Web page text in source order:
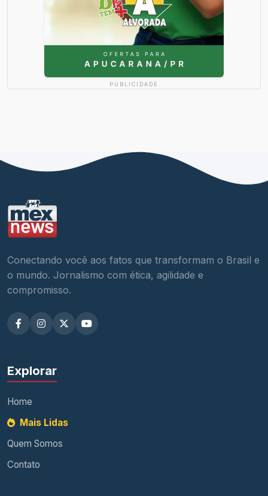
PUBLICIDADE
Conectando você aos fatos que transformam o Brasil e
o mundo. Jornalismo com ética, agilidade e
compromisso.
Explorar
Home
Mais Lidas
Quem Somos
Contato